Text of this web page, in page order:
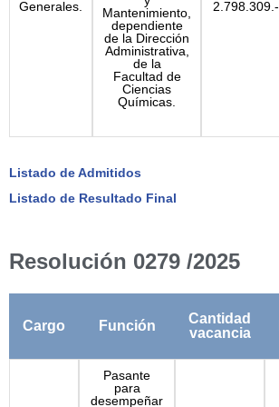
Generales.
Mantenimiento,
dependiente
de la Dirección
Administrativa,
de la
Facultad de
Ciencias
Químicas.
2.798.309.-
Listado de Admitidos
Listado de Resultado Final
Resolución 0279 /2025
Cargo Función
Cantidad
vacancia
Pasante
para
desempeñar